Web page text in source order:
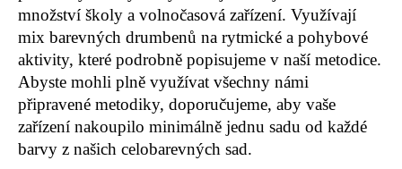
množství školy a volnočasová zařízení. Využívají
mix barevných drumbenů na rytmické a pohybové
aktivity, které podrobně popisujeme v naší metodice.
Abyste mohli plně využívat všechny námi
připravené metodiky, doporučujeme, aby vaše
zařízení nakoupilo minimálně jednu sadu od každé
barvy z našich celobarevných sad.
o
r
u
č
u
j
e
m